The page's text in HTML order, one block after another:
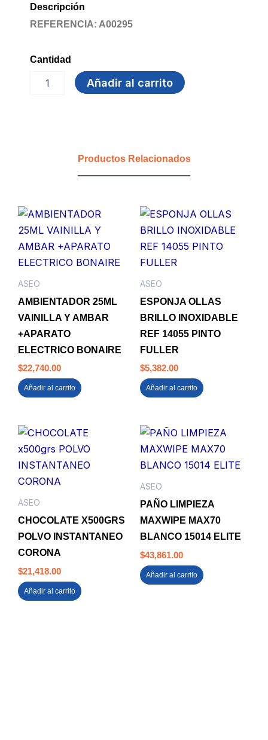
Descripción
REFERENCIA: A00295
Cantidad
Añadir al carrito
Productos Relacionados
ASEO
AMBIENTADOR 25ML
VAINILLA Y AMBAR
+APARATO
ELECTRICO BONAIRE
$22,740.00
Añadir al carrito
ASEO
ESPONJA OLLAS
BRILLO INOXIDABLE
REF 14055 PINTO
FULLER
$5,382.00
Añadir al carrito
ASEO
CHOCOLATE X500GRS
POLVO INSTANTANEO
CORONA
$21,418.00
Añadir al carrito
ASEO
PAÑO LIMPIEZA
MAXWIPE MAX70
BLANCO 15014 ELITE
$43,861.00
Añadir al carrito